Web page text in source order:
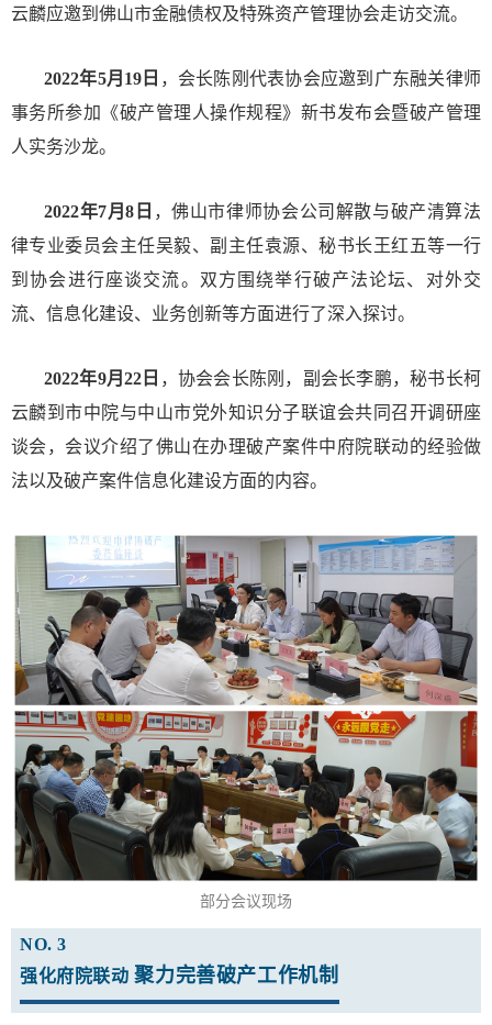
云麟应邀到佛山市金融债权及特殊资产管理协会走访交流。
2022年5月19日 ，会长陈刚代表协会应邀到广东融关律师
事务所参加《破产管理人操作规程》新书发布会暨破产管理
人实务沙龙。
2022年7月8日 ，佛山市律师协会公司解散与破产清算法
律专业委员会主任吴毅、副主任袁源、秘书长王红五等一行
到协会进行座谈交流。双方围绕举行破产法论坛、对外交
流、信息化建设、业务创新等方面进行了深入探讨。
2022年9月22日 ，协会会长陈刚，副会长李鹏，秘书长柯
云麟到市中院与中山市党外知识分子联谊会共同召开调研座
谈会，会议介绍了佛山在办理破产案件中府院联动的经验做
法以及破产案件信息化建设方面的内容。
部分会议现场
NO. 3
强化府院联动聚力完善破产工作机制